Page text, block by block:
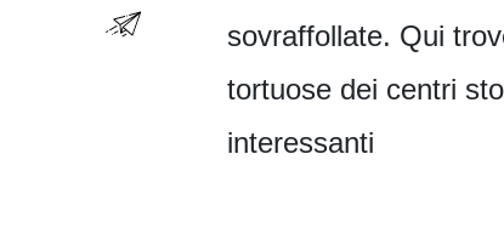
sovraffollate. Qui
tortuose dei centri
interessanti